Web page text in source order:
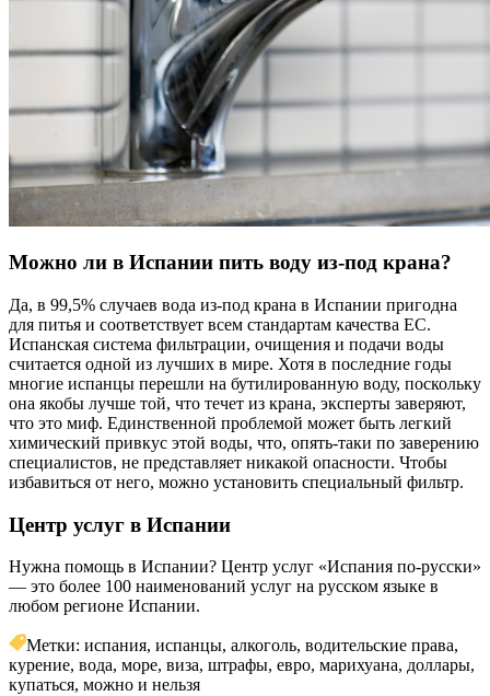
Можно ли в Испании пить воду из-под крана?
Да, в 99,5% случаев вода из-под крана в Испании пригодна
для питья и соответствует всем стандартам качества ЕС.
Испанская система фильтрации, очищения и подачи воды
считается одной из лучших в мире. Хотя в последние годы
многие испанцы перешли на бутилированную воду, поскольку
она якобы лучше той, что течет из крана, эксперты заверяют,
что это миф. Единственной проблемой может быть легкий
химический привкус этой воды, что, опять-таки по заверению
специалистов, не представляет никакой опасности. Чтобы
избавиться от него, можно установить специальный фильтр.
Центр услуг в Испании
Нужна помощь в Испании? Центр услуг «Испания по-русски»
— это более 100 наименований услуг на русском языке в
любом регионе Испании.
Метки: испания, испанцы, алкоголь, водительские права,
курение, вода, море, виза, штрафы, евро, марихуана, доллары,
купаться, можно и нельзя